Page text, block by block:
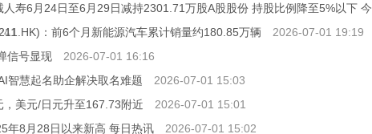
寿6月24日至6月29日减持2301.71万股A股股份 持股比例降至5%以下 今
：前6个月新能源汽车累计销量约180.85万辆
2026-07-01 19:19
信号显现
2026-07-01 16:16
智慧起名助企解决取名难题
2026-07-01 15:03
美元/日元升至167.73附近
2026-07-01 15:01
年8月28日以来新高 每日热讯
2026-07-01 15:02